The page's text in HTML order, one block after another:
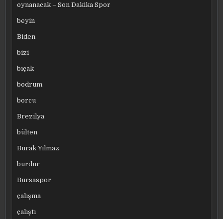
oynanacak – Son Dakika Spor
beyin
Biden
bizi
bıçak
bodrum
borcu
Brezilya
bülten
Burak Yılmaz
burdur
Bursaspor
çalışma
çalıştı